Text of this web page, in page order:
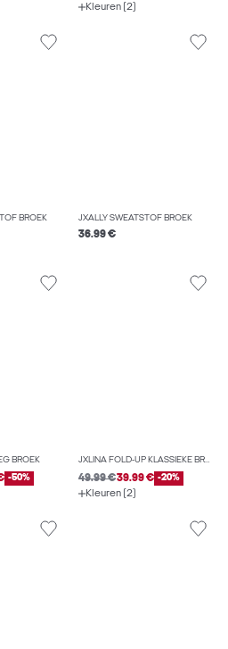
Kleuren (2)
BROEK JXALLY SWEATSTOF BROEK
36.99 €
BROEK
-50%
JXLINA FOLD-UP KLASSIEKE BROEK
49.99 €39.99 € -20%
Kleuren (2)